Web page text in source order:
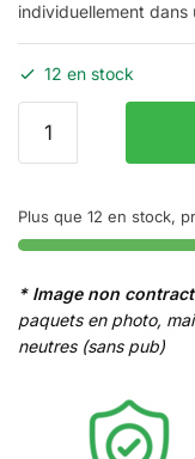
individuellement dans
12 en stock
Cartouche
Silver
Plus que 12 en stock,
* Image non
paquets en photo,
neutres (sans pub)